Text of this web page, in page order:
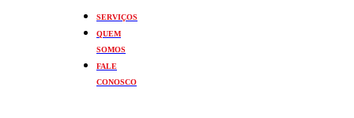
SERVIÇOS
QUEM
SOMOS
FALE
CONOSCO